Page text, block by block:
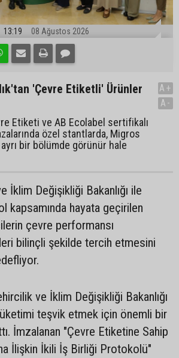
13:19 08 Ağustos 2026
'Çevre Etiketli' Ürünler
Etiketi ve AB Ecolabel sertifikalı
özel stantlarda, Migros
bir bölümde görünür hale
A+
A-
İklim Değişikliği Bakanlığı ile
kapsamında hayata geçirilen
çevre performansı
bilinçli şekilde tercih etmesini
ve İklim Değişikliği Bakanlığı
teşvik etmek için önemli bir
İmzalanan "Çevre Etiketine Sahip
İlişkin İkili İş Birliği Protokolü"